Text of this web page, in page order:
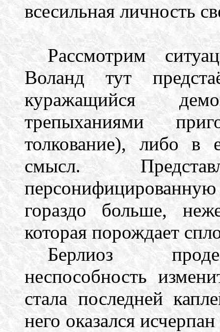
всесильная личность
Рассмотрим
Воланд тут
куражащийся
трепыханиями
толкование), либо в
смысл.
гораздо больше,
которая порождает
Берлиоз
неспособность
стала последней
него оказался